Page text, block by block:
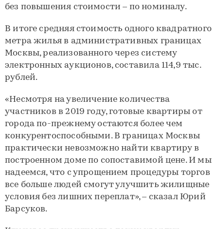
без повышения стоимости – по номиналу.
В итоге средняя стоимость одного квадратного
метра жилья в административных границах
Москвы, реализованного через систему
электронных аукционов, составила 114,9 тыс.
рублей.
«Несмотря на увеличение количества
участников в 2019 году, готовые квартиры от
города по-прежнему остаются более чем
конкурентоспособными. В границах Москвы
практически невозможно найти квартиру в
построенном доме по сопоставимой цене. И мы
надеемся, что с упрощением процедуры торгов
все больше людей смогут улучшить жилищные
условия без лишних переплат», – сказал Юрий
Барсуков.